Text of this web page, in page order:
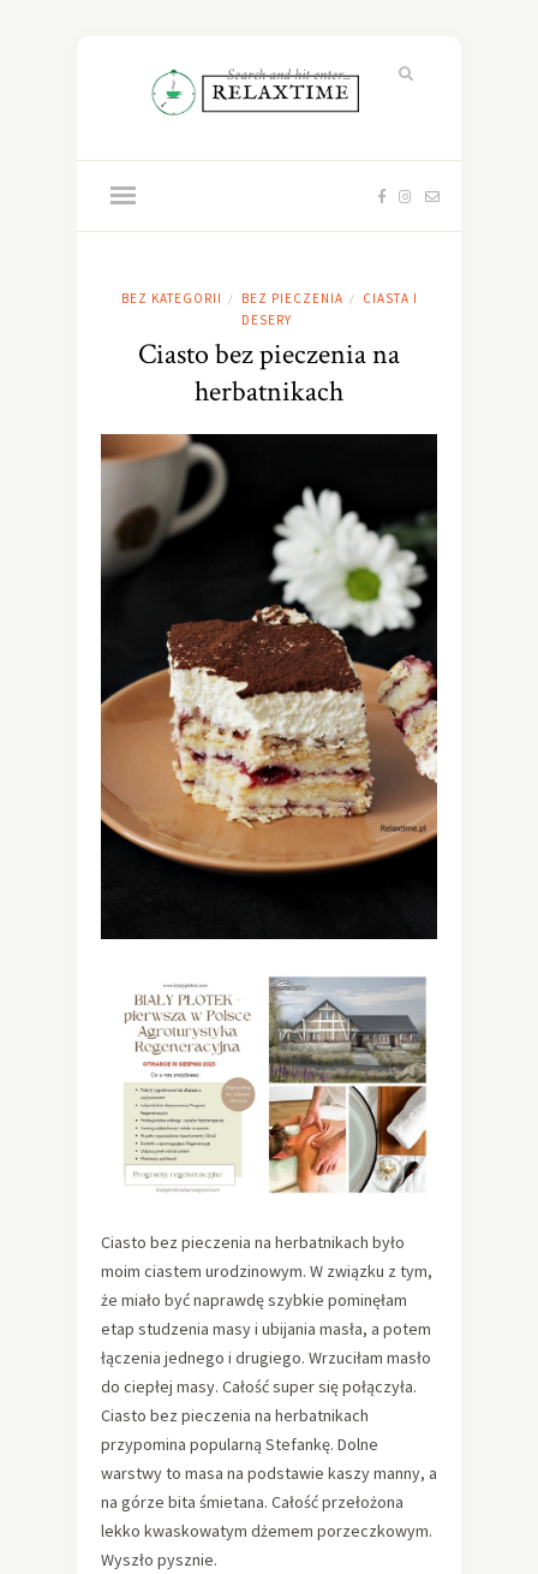
BEZ KATEGORII / BEZ PIECZENIA /
CIASTA I
DESERY
Ciasto bez pieczenia na
herbatnikach
Ciasto bez pieczenia na herbatnikach było
moim ciastem urodzinowym. W związku z tym,
że miało być naprawdę szybkie pominęłam
etap studzenia masy i ubijania masła, a potem
łączenia jednego i drugiego. Wrzuciłam masło
do ciepłej masy. Całość super się połączyła.
Ciasto bez pieczenia na herbatnikach
przypomina popularną Stefankę. Dolne
warstwy to masa na podstawie kaszy manny, a
na górze bita śmietana. Całość przełożona
lekko kwaskowatym dżemem porzeczkowym.
Wyszło pysznie.